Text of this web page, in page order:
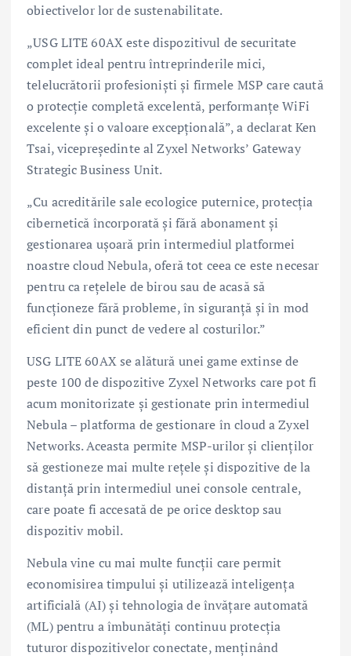
obiectivelor lor de sustenabilitate.
„USG LITE 60AX este dispozitivul de securitate
complet ideal pentru întreprinderile mici,
telelucrătorii profesioniști și firmele MSP care caută
o protecție completă excelentă, performanțe WiFi
excelente și o valoare excepțională”, a declarat Ken
Tsai, vicepreședinte al Zyxel Networks’ Gateway
Strategic Business Unit.
„Cu acreditările sale ecologice puternice, protecția
cibernetică încorporată și fără abonament și
gestionarea ușoară prin intermediul platformei
noastre cloud Nebula, oferă tot ceea ce este necesar
pentru ca rețelele de birou sau de acasă să
funcționeze fără probleme, în siguranță și în mod
eficient din punct de vedere al costurilor.”
USG LITE 60AX se alătură unei game extinse de
peste 100 de dispozitive Zyxel Networks care pot fi
acum monitorizate și gestionate prin intermediul
Nebula – platforma de gestionare în cloud a Zyxel
Networks. Aceasta permite MSP-urilor și clienților
să gestioneze mai multe rețele și dispozitive de la
distanță prin intermediul unei console centrale,
care poate fi accesată de pe orice desktop sau
dispozitiv mobil.
Nebula vine cu mai multe funcții care permit
economisirea timpului și utilizează inteligența
artificială (AI) și tehnologia de învățare automată
(ML) pentru a îmbunătăți continuu protecția
tuturor dispozitivelor conectate, menținând